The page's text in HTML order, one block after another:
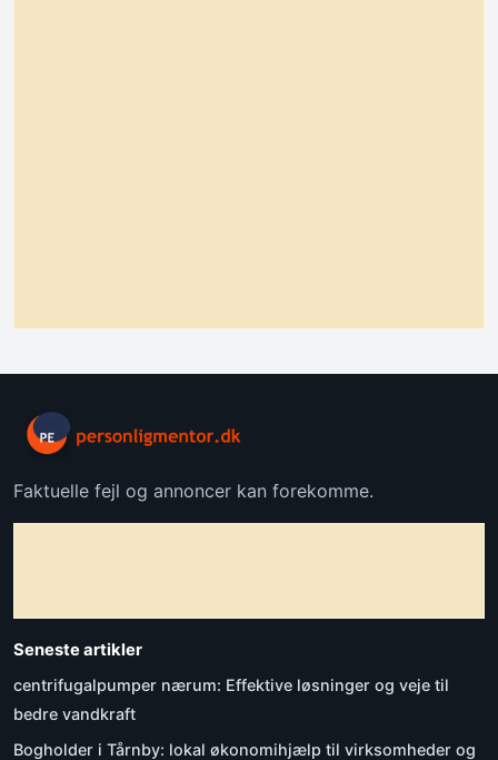
Faktuelle fejl og annoncer kan forekomme.
Seneste artikler
centrifugalpumper nærum: Effektive løsninger og veje til
bedre vandkraft
Bogholder i Tårnby: lokal økonomihjælp til virksomheder og